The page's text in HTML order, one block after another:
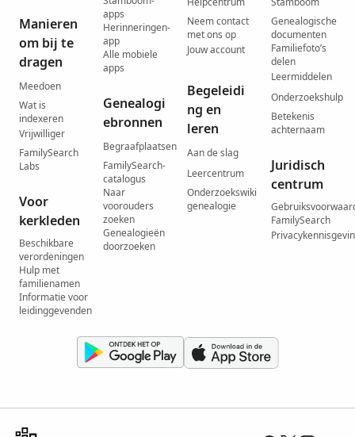
Manieren
om bij te
dragen
Meedoen
Wat is
indexeren
Vrijwilliger
FamilySearch
Labs
Voor
kerkleden
Beschikbare
verordeningen
Hulp met
familienamen
Informatie voor
leidinggevenden
apps
Herinneringen-
app
Alle mobiele
apps
Genealogi
ebronnen
Begraafplaatsen
FamilySearch-
catalogus
Naar
voorouders
zoeken
Genealogieën
doorzoeken
Neem contact
met ons op
Jouw account
Begeleidi
ng en
leren
Aan de slag
Leercentrum
Onderzoekswiki
genealogie
Genealogische
documenten
Familiefoto’s
delen
Leermiddelen
Onderzoekshulp
Betekenis
achternaam
Juridisch
centrum
FamilySearch